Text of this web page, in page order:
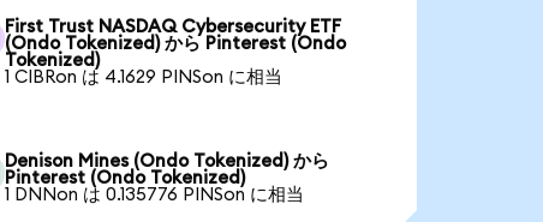
First Trust NASDAQ Cybersecurity ETF
(Ondo Tokenized) から Pinterest (Ondo
Tokenized)
1 CIBRon は 4.1629 PINSon に相当
Denison Mines (Ondo Tokenized) から
Pinterest (Ondo Tokenized)
1 DNNon は 0.135776 PINSon に相当